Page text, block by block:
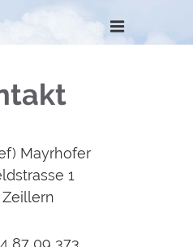
Mayrhofer
1
Zeillern
87 09 373